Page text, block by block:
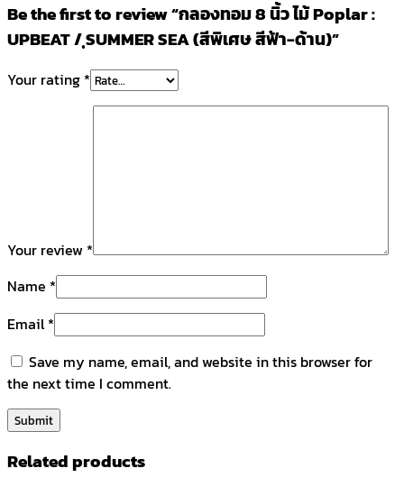
Be the first to review “กลองทอม 8 นิ้ว ไม้ Poplar :
UPBEAT / ฺSUMMER SEA (สีพิเศษ สีฟ้า-ด้าน)”
Your rating *
Your review *
Name *
Email*
Save my name, email, and website in this browser for
the next time I comment.
Related products